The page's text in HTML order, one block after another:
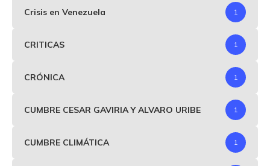
Crisis en Venezuela 1
CRITICAS 1
CRÓNICA 1
CUMBRE CESAR GAVIRIA Y ALVARO URIBE 1
CUMBRE CLIMÁTICA 1